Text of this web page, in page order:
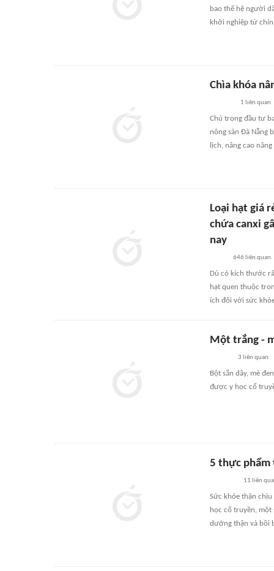
bao thế hệ người
khởi nghiệp từ
Chìa khóa
1 liên quan
Chú trọng đầu tư
nông sản Đà Nẵng
lịch, nâng cao
Loại hạt giá
chứa canxi
nay
646 liên quan
Dù có kích thước
hạt quen thuộc
ích đối với sức
Một trắng -
3 liên quan
Bột sắn dây, mè
được y học cổ
5 thực
11 liên
Sức khỏe thận
học cổ truyền,
dưỡng thận và bồi